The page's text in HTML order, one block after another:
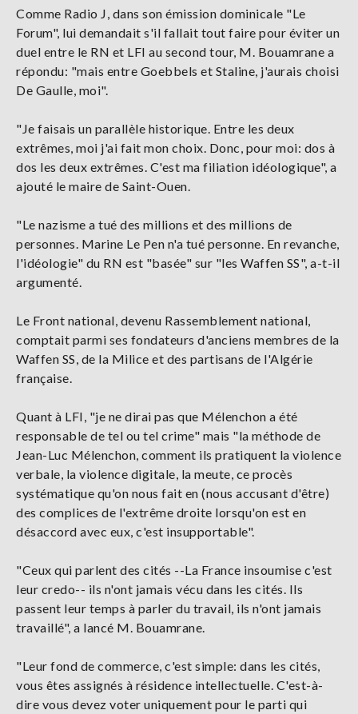
Comme Radio J, dans son émission dominicale "Le
Forum", lui demandait s'il fallait tout faire pour éviter un
duel entre le RN et LFI au second tour, M. Bouamrane a
répondu: "mais entre Goebbels et Staline, j'aurais choisi
De Gaulle, moi".
"Je faisais un parallèle historique. Entre les deux
extrêmes, moi j'ai fait mon choix. Donc, pour moi: dos à
dos les deux extrêmes. C'est ma filiation idéologique", a
ajouté le maire de Saint-Ouen.
"Le nazisme a tué des millions et des millions de
personnes. Marine Le Pen n'a tué personne. En revanche,
l'idéologie" du RN est "basée" sur "les Waffen SS", a-t-il
argumenté.
Le Front national, devenu Rassemblement national,
comptait parmi ses fondateurs d'anciens membres de la
Waffen SS, de la Milice et des partisans de l'Algérie
française.
Quant à LFI, "je ne dirai pas que Mélenchon a été
responsable de tel ou tel crime" mais "la méthode de
Jean-Luc Mélenchon, comment ils pratiquent la violence
verbale, la violence digitale, la meute, ce procès
systématique qu'on nous fait en (nous accusant d'être)
des complices de l'extrême droite lorsqu'on est en
désaccord avec eux, c'est insupportable".
"Ceux qui parlent des cités --La France insoumise c'est
leur credo-- ils n'ont jamais vécu dans les cités. Ils
passent leur temps à parler du travail, ils n'ont jamais
travaillé", a lancé M. Bouamrane.
"Leur fond de commerce, c'est simple: dans les cités,
vous êtes assignés à résidence intellectuelle. C'est-à-
dire vous devez voter uniquement pour le parti qui